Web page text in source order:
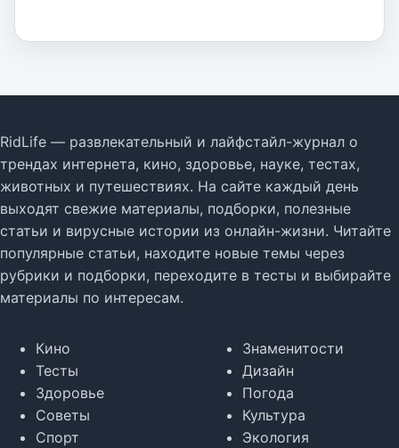
RidLife — развлекательный и лайфстайл-журнал о
трендах интернета, кино, здоровье, науке, тестах,
животных и путешествиях. На сайте каждый день
выходят свежие материалы, подборки, полезные
статьи и вирусные истории из онлайн-жизни. Читайте
популярные статьи, находите новые темы через
рубрики и подборки, переходите в тесты и выбирайте
материалы по интересам.
Кино
Тесты
Здоровье
Советы
Спорт
Знаменитости
Дизайн
Погода
Культура
Экология